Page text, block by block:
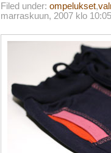
Filed under: ompelukset,
marraskuun, 2007 klo